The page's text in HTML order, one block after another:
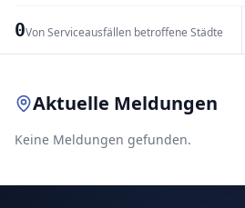
0Von Serviceausfällen betroffene Städte
Aktuelle Meldungen
Keine Meldungen gefunden.